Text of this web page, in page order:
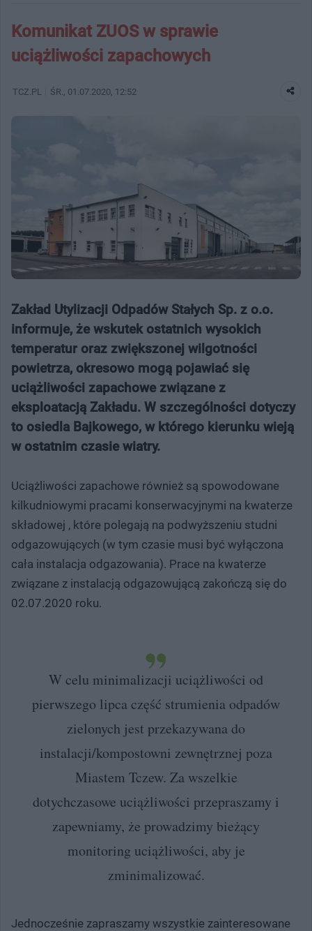
Komunikat ZUOS w sprawie
uciążliwości zapachowych
TCZ.PL ŚR. , 01.07.2020, 12:52
Zakład Utylizacji Odpadów Stałych Sp. z o.o.
informuje, że wskutek ostatnich wysokich
temperatur oraz zwiększonej wilgotności
powietrza, okresowo mogą pojawiać się
uciążliwości zapachowe związane z
eksploatacją Zakładu. W szczególności dotyczy
to osiedla Bajkowego, w którego kierunku wieją
w ostatnim czasie wiatry.
Uciążliwości zapachowe również są spowodowane
kilkudniowymi pracami konserwacyjnymi na kwaterze
składowej , które polegają na podwyższeniu studni
odgazowujących (w tym czasie musi być wyłączona
cała instalacja odgazowania). Prace na kwaterze
związane z instalacją odgazowującą zakończą się do
02.07.2020 roku.
W celu minimalizacji uciążliwości od
pierwszego lipca część strumienia odpadów
zielonych jest przekazywana do
instalacji/kompostowni zewnętrznej poza
Miastem Tczew. Za wszelkie
dotychczasowe uciążliwości przepraszamy i
zapewniamy, że prowadzimy bieżący
monitoring uciążliwości, aby je
zminimalizować.
Jednocześnie zapraszamy wszystkie zainteresowane